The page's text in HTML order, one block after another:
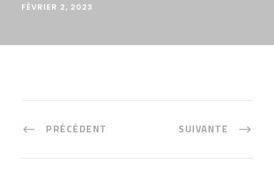
FÉVRIER 2, 2023
PRÉCÉDENT SUIVANTE